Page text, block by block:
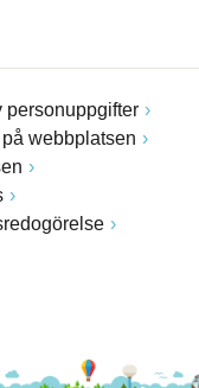
personuppgifter
webbplatsen